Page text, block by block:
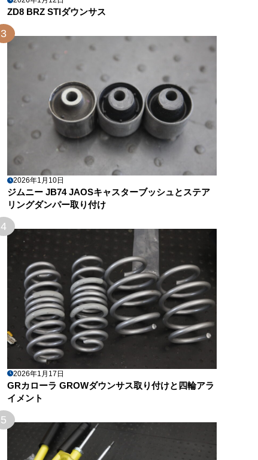
ZD8 BRZ STIダウンサス
3
2026年1月10日
ジムニー JB74 JAOSキャスターブッシュとステア
リングダンパー取り付け
4
2026年1月17日
GRカローラ GROWダウンサス取り付けと四輪アラ
イメント
5